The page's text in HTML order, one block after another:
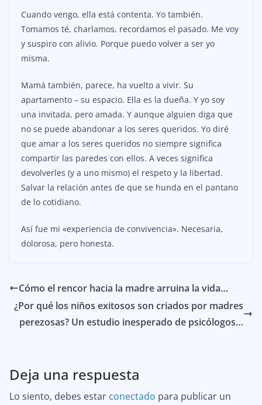
Cuando vengo, ella está contenta. Yo también.
Tomamos té, charlamos, recordamos el pasado. Me voy
y suspiro con alivio. Porque puedo volver a ser yo
misma.
Mamá también, parece, ha vuelto a vivir. Su
apartamento – su espacio. Ella es la dueña. Y yo soy
una invitada, pero amada. Y aunque alguien diga que
no se puede abandonar a los seres queridos. Yo diré
que amar a los seres queridos no siempre significa
compartir las paredes con ellos. A veces significa
devolverles (y a uno mismo) el respeto y la libertad.
Salvar la relación antes de que se hunda en el pantano
de lo cotidiano.
Así fue mi «experiencia de convivencia». Necesaria,
dolorosa, pero honesta.
Cómo el rencor hacia la madre arruina la vida…
¿Por qué los niños exitosos son criados por madres
perezosas? Un estudio inesperado de psicólogos…
Deja una respuesta
Lo siento, debes estar conectado para publicar un